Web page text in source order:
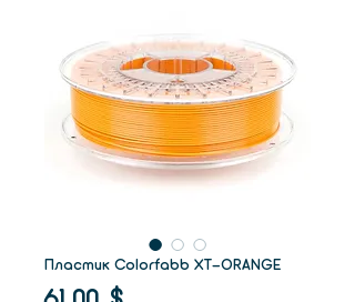
Пластик Colorfabb XT-ORANGE